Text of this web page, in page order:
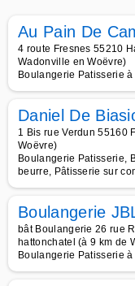
Au Pain De
4 route Fresnes 55210
Wadonville en Woëvre)
Boulangerie Patisserie
Daniel De
1 Bis rue Verdun 55160
Woëvre)
Boulangerie Patisserie,
beurre, Pâtisserie sur
Boulangerie
bât Boulangerie 26 rue
hattonchatel (à 9 km de
Boulangerie Patisserie